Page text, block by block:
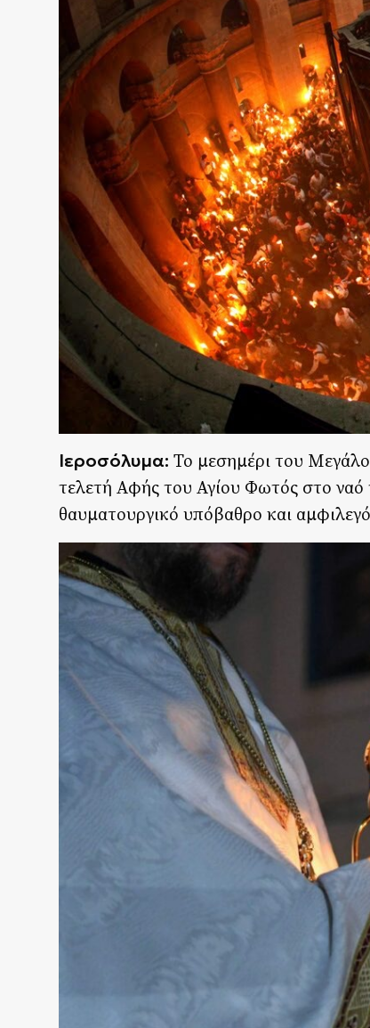
Ιεροσόλυμα: Το μεσημέρι του
τελετή Αφής του Αγίου Φωτός στο ναό
θαυματουργικό υπόβαθρο και